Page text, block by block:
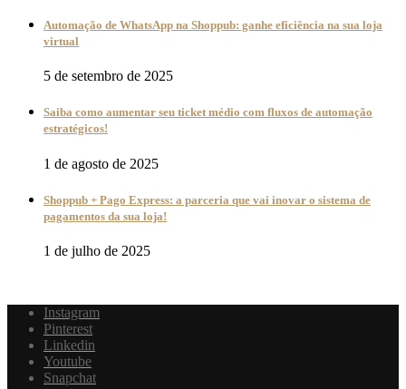
Automação de WhatsApp na Shoppub: ganhe eficiência na sua loja
virtual
5 de setembro de 2025
Saiba como aumentar seu ticket médio com fluxos de automação
estratégicos!
1 de agosto de 2025
Shoppub + Pago Express: a parceria que vai inovar o sistema de
pagamentos da sua loja!
1 de julho de 2025
Instagram
Pinterest
Linkedin
Youtube
Snapchat